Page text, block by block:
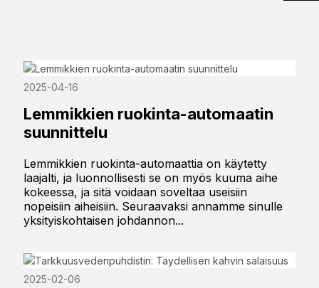
2025-04-16
Lemmikkien ruokinta-automaatin
suunnittelu
Lemmikkien ruokinta-automaattia on käytetty
laajalti, ja luonnollisesti se on myös kuuma aihe
kokeessa, ja sitä voidaan soveltaa useisiin
nopeisiin aiheisiin. Seuraavaksi annamme sinulle
yksityiskohtaisen johdannon...
2025-02-06